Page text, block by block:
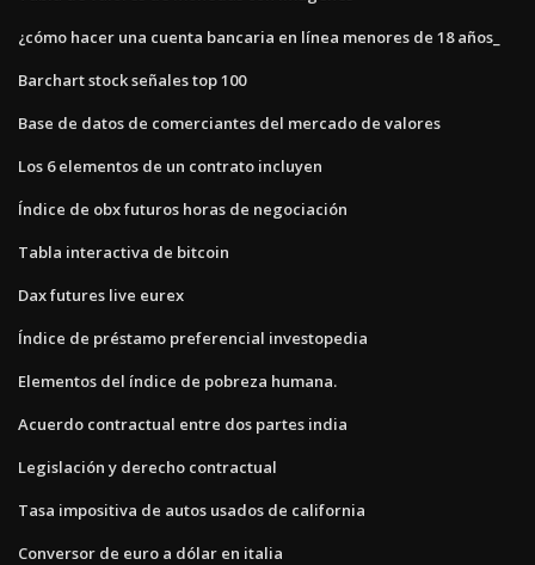
¿cómo hacer una cuenta bancaria en línea menores de 18 años_
Barchart stock señales top 100
Base de datos de comerciantes del mercado de valores
Los 6 elementos de un contrato incluyen
Índice de obx futuros horas de negociación
Tabla interactiva de bitcoin
Dax futures live eurex
Índice de préstamo preferencial investopedia
Elementos del índice de pobreza humana.
Acuerdo contractual entre dos partes india
Legislación y derecho contractual
Tasa impositiva de autos usados ​​de california
Conversor de euro a dólar en italia